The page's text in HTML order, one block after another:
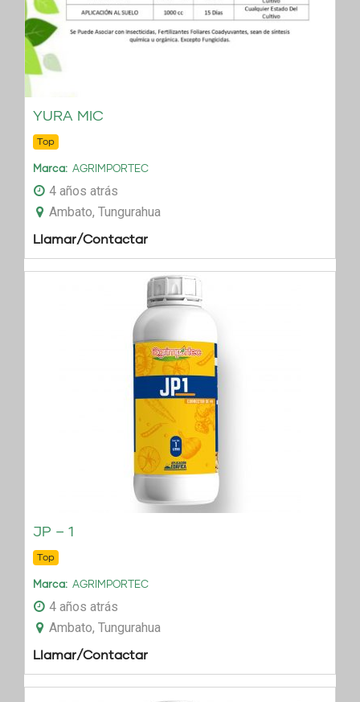
YURA MIC
Top
Marca AGRIMPORTEC
4 años atrás
Ambato, Tungurahua
Llamar/Contactar
JP – 1
Top
Marca AGRIMPORTEC
4 años atrás
Ambato, Tungurahua
Llamar/Contactar